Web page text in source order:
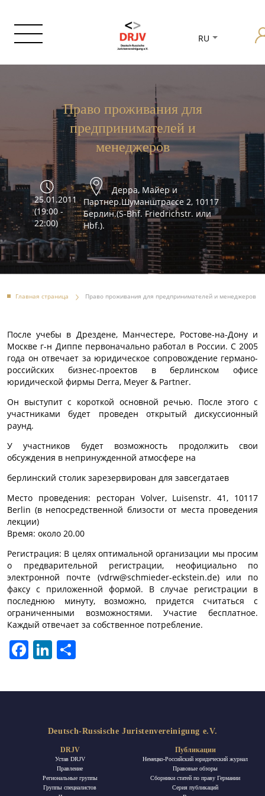
RU
Право проживания для
предпринимателей и
менеджеров
25.01.2011
(19:00 -
22:00)
Дерра, Майер и
Партнер.Шуманштрассе 2, 10117
Берлин.(S-Bhf. Friedrichstr. или
Hbf.).
Главная страница Право проживания для предпринимателей и менеджеров
После учебы в Дрездене, Манчестере, Ростове-на-Дону и
Москве г-н Диппе первоначально работал в России. С 2005
года он отвечает за юридическое сопровождение германо-
российских бизнес-проектов в берлинском офисе
юридической фирмы Derra, Meyer & Partner.
Он выступит с короткой основной речью. После этого с
участниками будет проведен открытый дискуссионный
раунд.
У участников будет возможность продолжить свои
обсуждения в непринужденной атмосфере на
берлинский столик зарезервирован для завсегдатаев
Место проведения: ресторан Volver, Luisenstr. 41, 10117
Berlin (в непосредственной близости от места проведения
лекции)
Время: около 20.00
Регистрация: В целях оптимальной организации мы просим
о предварительной регистрации, неофициально по
электронной почте (vdrw@schmieder-eckstein.de) или по
факсу с приложенной формой. В случае регистрации в
последнюю минуту, возможно, придется считаться с
ограниченными возможностями. Участие бесплатное.
Каждый отвечает за собственное потребление.
FacebookLinkedIn
Deutsch-Russische Juristenvereinigung e.V.
DRJV
Устав DRJV
Правление
Региональные группы
Группы специалистов
Публикации
Немецко-Российский юридический журнал
Правовые обзоры
Сборники статей по праву Германии
Ceрия публикаций